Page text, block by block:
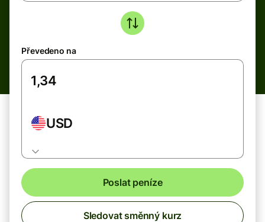
Převedeno na
USD
Poslat peníze
Sledovat směnný kurz